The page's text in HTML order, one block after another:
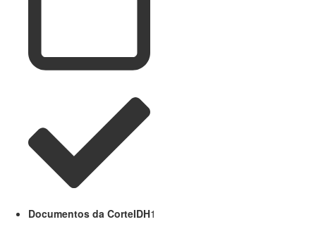
Documentos da CorteIDH1